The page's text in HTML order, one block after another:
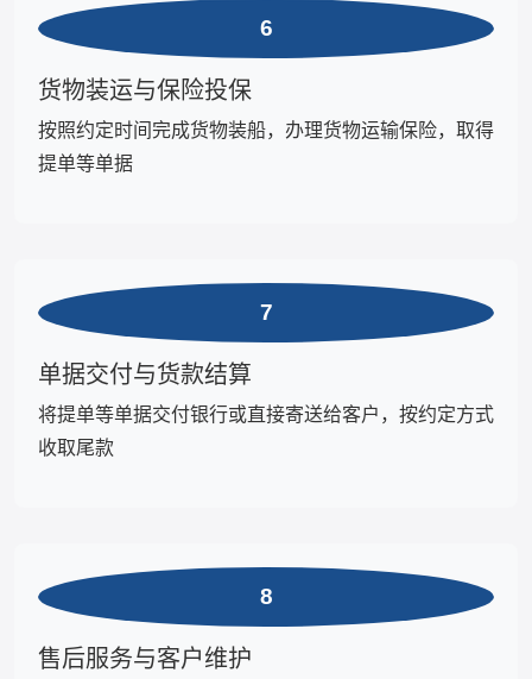
6
货物装运与保险投保
按照约定时间完成货物装船，办理货物运输保险，取得
提单等单据
7
单据交付与货款结算
将提单等单据交付银行或直接寄送给客户，按约定方式
收取尾款
8
售后服务与客户维护